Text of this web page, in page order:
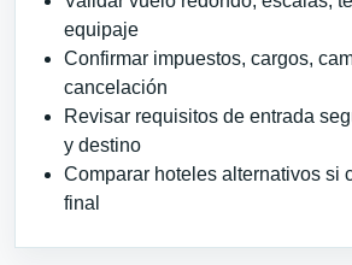
equipaje
Confirmar impuestos, cargos,
cancelación
Revisar requisitos de entrada
y destino
Comparar hoteles alternativos si
final